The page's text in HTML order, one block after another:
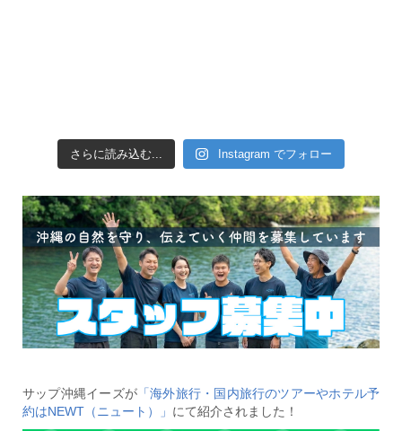
さらに読み込む... Instagram でフォロー
サップ沖縄イーズが 「海外旅行・国内旅行のツアーやホテル予
約はNEWT（ニュート）」 にて紹介されました！